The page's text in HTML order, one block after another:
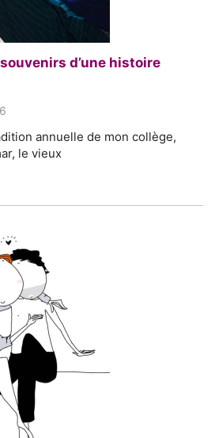
d’une histoire
annuelle de mon collège,
le vieux